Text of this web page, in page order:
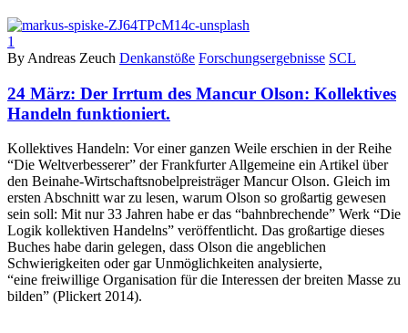
1
By Andreas Zeuch Denkanstöße Forschungsergebnisse SCL
24 März: Der Irrtum des Mancur Olson: Kollektives
Handeln funktioniert.
Kollektives Handeln: Vor einer ganzen Weile erschien in der Reihe
“Die Weltverbesserer” der Frankfurter Allgemeine ein Artikel über
den Beinahe-Wirtschaftsnobelpreisträger Mancur Olson. Gleich im
ersten Abschnitt war zu lesen, warum Olson so großartig gewesen
sein soll: Mit nur 33 Jahren habe er das “bahnbrechende” Werk “Die
Logik kollektiven Handelns” veröffentlicht. Das großartige dieses
Buches habe darin gelegen, dass Olson die angeblichen
Schwierigkeiten oder gar Unmöglichkeiten analysierte,
“eine freiwillige Organisation für die Interessen der breiten Masse zu
bilden” (Plickert 2014).